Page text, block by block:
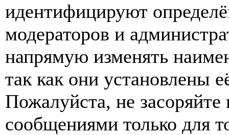
идентифицируют
модераторов и
напрямую изменять
так как они установлены
Пожалуйста, не
сообщениями только для